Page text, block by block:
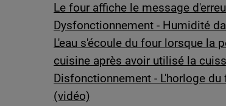
Le four affiche le message
Dysfonctionnement - Humidité
L'eau s'écoule du four lorsque la
cuisine après avoir utilisé la
Disfonctionnement - L'horloge
(vidéo)